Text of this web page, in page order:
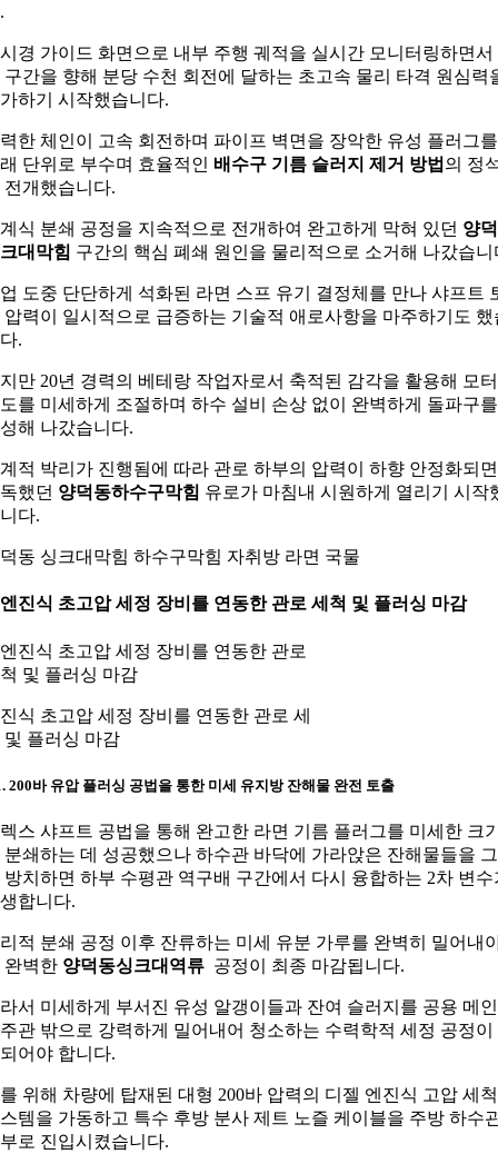
경 가이드 화면으로 내부 주행 궤적을 실시간 모니터링하면서
구간을 향해 분당 수천 회전에 달하는 초고속 물리 타격 원심력
하기 시작했습니다.
한 체인이 고속 회전하며 파이프 벽면을 장악한 유성 플러그를
단위로 부수며 효율적인 배수구 기름 슬러지 제거 방법 의 정
전개했습니다.
식 분쇄 공정을 지속적으로 전개하여 완고하게 막혀 있던 양
대막힘 구간의 핵심 폐쇄 원인을 물리적으로 소거해 나갔습니
도중 단단하게 석화된 라면 스프 유기 결정체를 만나 샤프트
압력이 일시적으로 급증하는 기술적 애로사항을 마주하기도 했
.
만 20년 경력의 베테랑 작업자로서 축적된 감각을 활용해 모
를 미세하게 조절하며 하수 설비 손상 없이 완벽하게 돌파구를
해 나갔습니다.
적 박리가 진행됨에 따라 관로 하부의 압력이 하향 안정화되
했던 양덕동하수구막힘 유로가 마침내 시원하게 열리기 시작
다.
동 싱크대막힘 하수구막힘 자취방 라면 국물
진식 초고압 세정 장비를 연동한 관로 세척 및 플러싱 마감
식 초고압 세정 장비를 연동한 관로 세
및 플러싱 마감
200바 유압 플러싱 공법을 통한 미세 유지방 잔해물 완전 토출
스 샤프트 공법을 통해 완고한 라면 기름 플러그를 미세한 크
분쇄하는 데 성공했으나 하수관 바닥에 가라앉은 잔해물들을
방치하면 하부 수평관 역구배 구간에서 다시 융합하는 2차 변수
합니다.
적 분쇄 공정 이후 잔류하는 미세 유분 가루를 완벽히 밀어내
완벽한 양덕동싱크대역류 공정이 최종 마감됩니다.
서 미세하게 부서진 유성 알갱이들과 잔여 슬러지를 공용 메인
관 밖으로 강력하게 밀어내어 청소하는 수력학적 세정 공정이
어야 합니다.
위해 차량에 탑재된 대형 200바 압력의 디젤 엔진식 고압 세
템을 가동하고 특수 후방 분사 제트 노즐 케이블을 주방 하수
로 진입시켰습니다.